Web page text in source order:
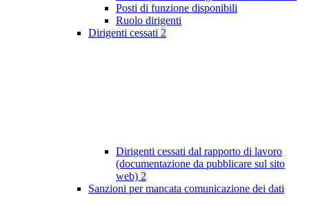
Posti di funzione disponibili
Ruolo dirigenti
Dirigenti cessati 2
Dirigenti cessati dal rapporto di lavoro
(documentazione da pubblicare sul sito
web) 2
Sanzioni per mancata comunicazione dei dati